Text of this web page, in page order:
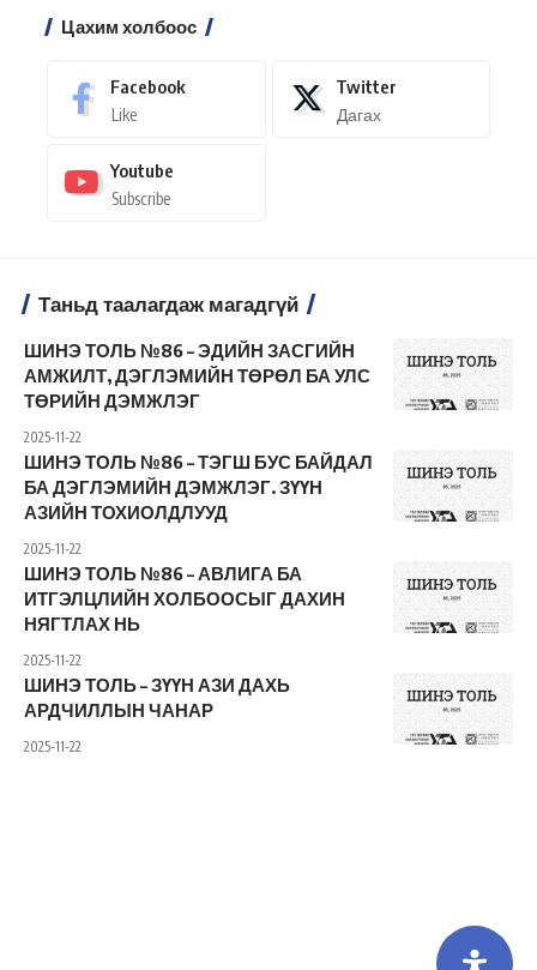
Цахим холбоос
Facebook
Like
Twitter
Дагах
Youtube
Subscribe
Таньд таалагдаж магадгүй
ШИНЭ ТОЛЬ №86 – ЭДИЙН ЗАСГИЙН
АМЖИЛТ, ДЭГЛЭМИЙН ТӨРӨЛ БА УЛС
ТӨРИЙН ДЭМЖЛЭГ
2025-11-22
ШИНЭ ТОЛЬ №86 – ТЭГШ БУС БАЙДАЛ
БА ДЭГЛЭМИЙН ДЭМЖЛЭГ. ЗҮҮН
АЗИЙН ТОХИОЛДЛУУД
2025-11-22
ШИНЭ ТОЛЬ №86 – АВЛИГА БА
ИТГЭЛЦЛИЙН ХОЛБООСЫГ ДАХИН
НЯГТЛАХ НЬ
2025-11-22
ШИНЭ ТОЛЬ – ЗҮҮН АЗИ ДАХЬ
АРДЧИЛЛЫН ЧАНАР
2025-11-22